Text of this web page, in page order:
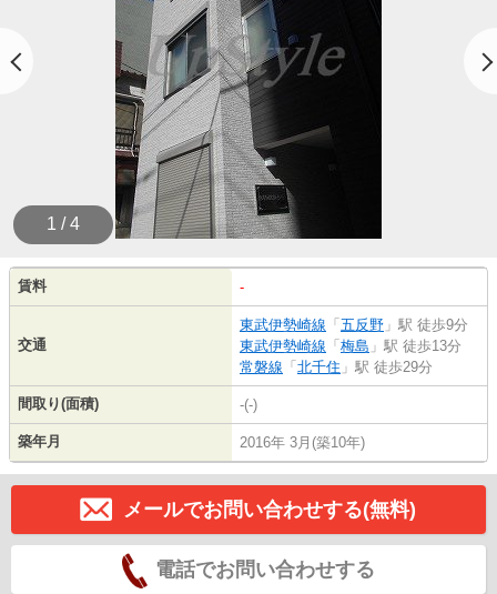
1 / 4
賃料 -
交通
東武伊勢崎線 「 五反野 」駅 徒歩9分
東武伊勢崎線 「 梅島 」駅 徒歩13分
常磐線 「 北千住 」駅 徒歩29分
間取り(面積) -(-)
築年月 2016年 3月(築10年)
メールでお問い合わせする(無料)
電話でお問い合わせする